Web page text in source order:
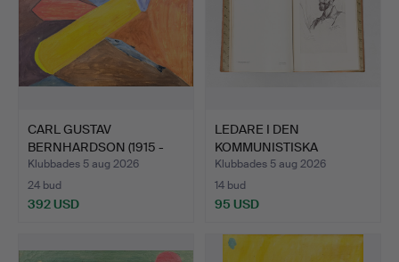
CARL GUSTAV
BERNHARDSON (1915 -
1998). OLJ…
Klubbades 5 aug 2026
24 bud
392 USD
LEDARE I DEN
KOMMUNISTISKA
INTERNATIONALEN…
Klubbades 5 aug 2026
14 bud
95 USD